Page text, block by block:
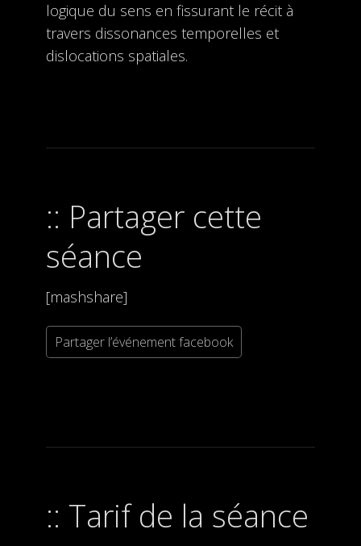
logique du sens en fissurant le récit à
travers dissonances temporelles et
dislocations spatiales.
Partager cette
séance
[mashshare]
Partager l’événement facebook
Tarif de la séance